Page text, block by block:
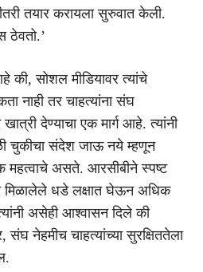
तयार करायला सुरुवात केली.
ठेवतो.’
सोशल मीडियावर त्यांचे
नाही तर चाहत्यांना संघ
देण्याचा एक मार्ग आहे. त्यांनी
चुकीचा संदेश जाऊ नये म्हणून
महत्वाचे असते. आरसीबीने स्पष्ट
मिळालेले धडे लक्षात घेऊन अधिक
असेही आश्वासन दिले की
संघ नेहमीच चाहत्यांच्या सुरक्षिततेला